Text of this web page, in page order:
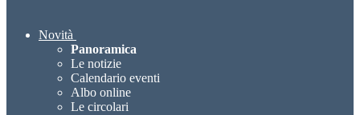
Novità
Panoramica
Le notizie
Calendario eventi
Albo online
Le circolari